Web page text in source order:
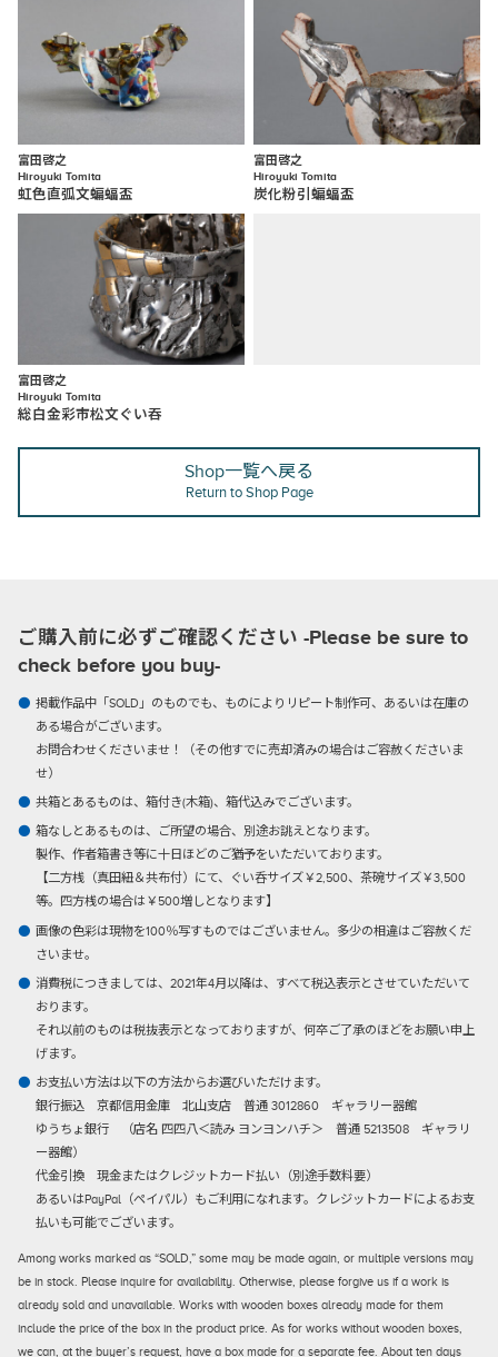
富田啓之
Hiroyuki Tomita
虹色直弧文蝙蝠盃
富田啓之
Hiroyuki Tomita
炭化粉引蝙蝠盃
富田啓之
Hiroyuki Tomita
総白金彩市松文ぐい吞
Shop一覧へ戻る
Return to Shop Page
ご購入前に必ずご確認ください -Please be sure to
check before you buy-
掲載作品中「SOLD」のものでも、ものによりリピート制作可、あるいは在庫の
ある場合がございます。
お問合わせくださいませ！（その他すでに売却済みの場合はご容赦くださいま
せ）
共箱とあるものは、箱付き(木箱)、箱代込みでございます。
箱なしとあるものは、ご所望の場合、別途お誂えとなります。
製作、作者箱書き等に十日ほどのご猶予をいただいております。
【二方桟（真田紐＆共布付）にて、ぐい呑サイズ￥2,500、茶碗サイズ￥3,500
等。四方桟の場合は￥500増しとなります】
画像の色彩は現物を100％写すものではございません。多少の相違はご容赦くだ
さいませ。
消費税につきましては、2021年4月以降は、すべて税込表示とさせていただいて
おります。
それ以前のものは税抜表示となっておりますが、何卒ご了承のほどをお願い申上
げます。
お支払い方法は以下の方法からお選びいただけます。
銀行振込京都信用金庫 北山支店 普通 3012860 ギャラリー器館
ゆうちょ銀行 （店名 四四八＜読み ヨンヨンハチ＞ 普通 5213508 ギャラリ
ー器館）
代金引換現金またはクレジットカード払い（別途手数料要）
あるいはPayPal（ペイパル）もご利用になれます。クレジットカードによるお支
払いも可能でございます。
Among works marked as “SOLD,” some may be made again, or multiple versions may
be in stock. Please inquire for availability. Otherwise, please forgive us if a work is
already sold and unavailable. Works with wooden boxes already made for them
include the price of the box in the product price. As for works without wooden boxes,
we can, at the buyer’s request, have a box made for a separate fee. About ten days